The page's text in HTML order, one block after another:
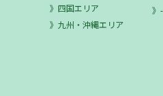
四国エリア
九州・沖縄エリア